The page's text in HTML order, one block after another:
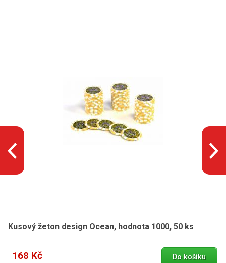
Kusový žeton design Ocean, hodnota 1000, 50 ks
168 Kč Do košíku